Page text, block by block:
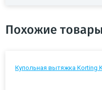
Похожие товары
Купольная вытяжка Korting